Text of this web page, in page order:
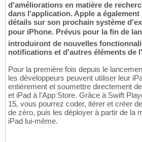
d'améliorations en matière de
dans l'application. Apple a
détails sur son prochain système
pour iPhone. Prévus pour la fin de
introduiront de nouvelles
notifications et d'autres éléments de
Pour la première fois depuis le
les développeurs peuvent utiliser leur
entièrement et soumettre directement
et iPad à l'App Store. Grâce à Swift
15, vous pourrez coder, itérer et créer
de zéro, puis les déployer à partir de la
iPad lui-même.